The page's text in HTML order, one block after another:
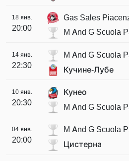
18 янв.
20:00
Gas Sales
M And G Scuola
14 янв.
22:30
M And G Scuola
Кучине-Лубе
10 янв.
20:30
Кунео
M And G Scuola
04 янв.
20:00
M And G Scuola
Цистерна